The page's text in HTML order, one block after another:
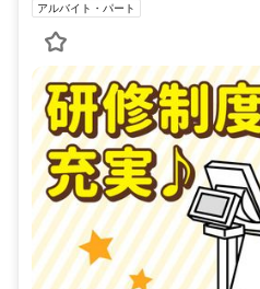
アルバイト・パート